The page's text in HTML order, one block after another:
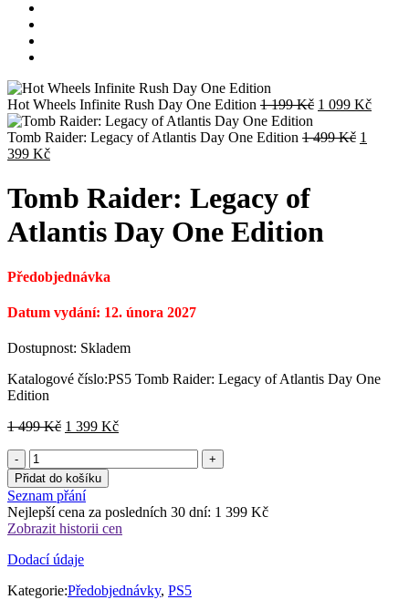
Hot Wheels Infinite Rush Day One Edition 1 199Kč Původní
byla:
1 099 Kč
Tomb Raider: Legacy of Atlantis Day One Edition 1 499Kč Původní
1
399 KčAktuální
1
399 Kč.
Tomb Raider: Legacy of
Atlantis Day One Edition
Předobjednávka
Datum vydání: 12. února 2027
Dostupnost: Skladem
Katalogové číslo:PS5 Tomb Raider: Legacy of Atlantis Day One
Edition
1 499Kč Původní
1
499 Kč.
1 399 KčAktuální
Přidat do košíku
Seznam přání
Nejlepší cena za posledních 30 dní: 1 399 Kč
Zobrazit historii cen
Dodací údaje
Kategorie:Předobjednávky, PS5